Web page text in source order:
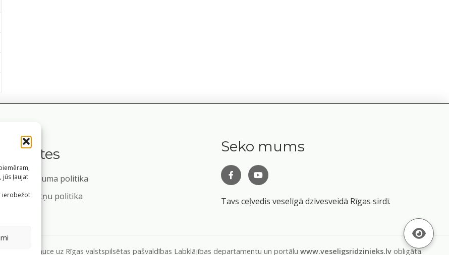
jūs ļaujat
ierobežot
Saites
Privātuma politika
Sīkdatņu politika
Seko mums
Tavs ceļvedis veselīgā dzīvesveidā Rīgas sirdī.
atsauce uz Rīgas valstspilsētas pašvaldības Labklājības departamentu un portālu www.veseligsridzinieks.lv obligāta.